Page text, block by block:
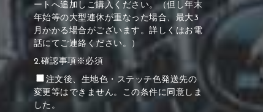
ートへ追加しご購入ください。（但し年末
年始等の大型連休が重なった場合、最大3
月かかる場合がございます。詳しくはお電
話にてご連絡ください。）
2.確認事項※必須
注文後、生地色・ステッチ色発送先の
変更等はできません。この条件に同意しま
した。